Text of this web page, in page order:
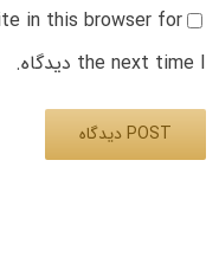
in this browser for
the next time I دیدگاه.